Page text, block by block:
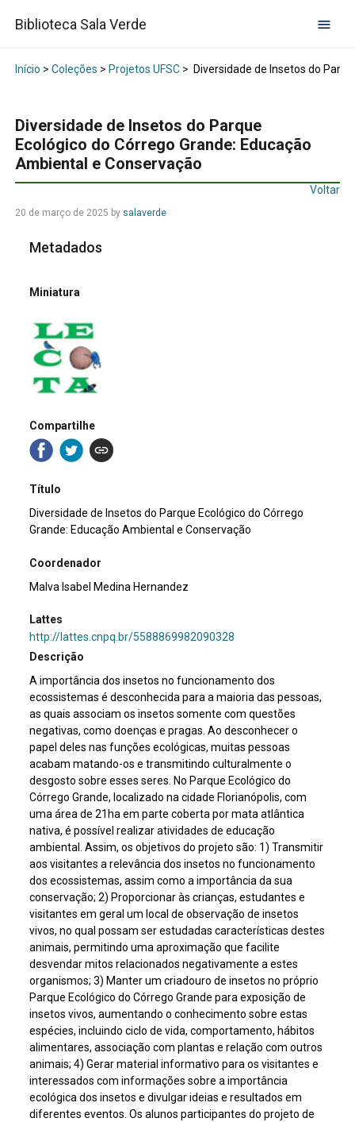
Biblioteca Sala Verde
Início > Coleções > Projetos UFSC> Diversidade de Insetos do
Diversidade de Insetos do Parque
Ecológico do Córrego Grande: Educação
Ambiental e Conservação
Voltar
20 de março de 2025 by salaverde
Metadados
Miniatura
Compartilhe
Título
Diversidade de Insetos do Parque Ecológico do Córrego
Grande: Educação Ambiental e Conservação
Coordenador
Malva Isabel Medina Hernandez
Lattes
http://lattes.cnpq.br/5588869982090328
Descrição
A importância dos insetos no funcionamento dos
ecossistemas é desconhecida para a maioria das pessoas,
as quais associam os insetos somente com questões
negativas, como doenças e pragas. Ao desconhecer o
papel deles nas funções ecológicas, muitas pessoas
acabam matando-os e transmitindo culturalmente o
desgosto sobre esses seres. No Parque Ecológico do
Córrego Grande, localizado na cidade Florianópolis, com
uma área de 21ha em parte coberta por mata atlântica
nativa, é possível realizar atividades de educação
ambiental. Assim, os objetivos do projeto são: 1) Transmitir
aos visitantes a relevância dos insetos no funcionamento
dos ecossistemas, assim como a importância da sua
conservação; 2) Proporcionar às crianças, estudantes e
visitantes em geral um local de observação de insetos
vivos, no qual possam ser estudadas características destes
animais, permitindo uma aproximação que facilite
desvendar mitos relacionados negativamente a estes
organismos; 3) Manter um criadouro de insetos no próprio
Parque Ecológico do Córrego Grande para exposição de
insetos vivos, aumentando o conhecimento sobre estas
espécies, incluindo ciclo de vida, comportamento, hábitos
alimentares, associação com plantas e relação com outros
animais; 4) Gerar material informativo para os visitantes e
interessados com informações sobre a importância
ecológica dos insetos e divulgar ideias e resultados em
diferentes eventos. Os alunos participantes do projeto de